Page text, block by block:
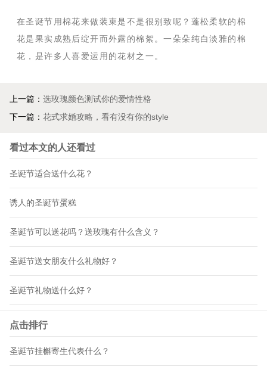
在圣诞节用棉花来做装束是不是很别致呢？蓬松柔软的棉
花是果实成熟后绽开而外露的棉絮。一朵朵纯白淡雅的棉
花，是许多人喜爱运用的花材之一。
上一篇： 选玫瑰颜色测试你的爱情性格
下一篇： 花式求婚攻略，看有没有你的style
看过本文的人还看过
圣诞节适合送什么花？
诱人的圣诞节蛋糕
圣诞节可以送花吗？送玫瑰有什么含义？
圣诞节送女朋友什么礼物好？
圣诞节礼物送什么好？
点击排行
圣诞节挂槲寄生代表什么？